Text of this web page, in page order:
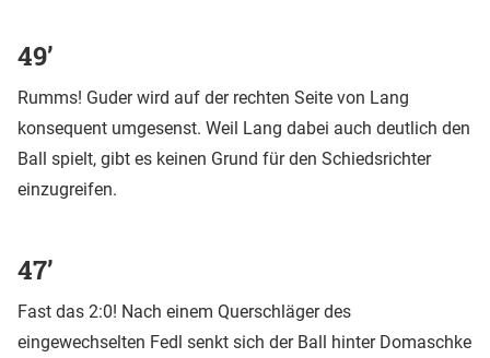
49’
Rumms! Guder wird auf der rechten Seite von Lang
konsequent umgesenst. Weil Lang dabei auch deutlich den
Ball spielt, gibt es keinen Grund für den Schiedsrichter
einzugreifen.
47’
Fast das 2:0! Nach einem Querschläger des
eingewechselten Fedl senkt sich der Ball hinter Domaschke